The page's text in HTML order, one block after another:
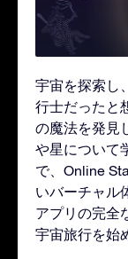
宇宙を探索し
行士だったと
の魔法を発見
や星について
で、Online
いバーチャル
アプリの完全
宇宙旅行を始